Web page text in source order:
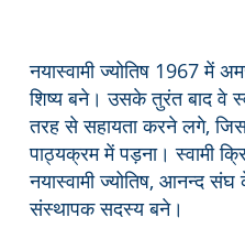
नयास्वामी ज्योतिष 1967 में
शिष्य बने। उसके तुरंत बाद वे
तरह से सहायता करने लगे,
पाठ्यक्रम में पड़ना। स्वामी
नयास्वामी ज्योतिष, आनन्द
संस्थापक सदस्य बने।